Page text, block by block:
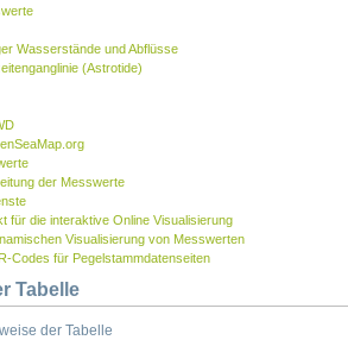
Wasserstände und Abflüsse
(Astrotide)
der Messwerte
für die interaktive Online Visualisierung
Visualisierung von Messwerten
Codes für Pegelstammdatenseiten
Tabelle
der Tabelle